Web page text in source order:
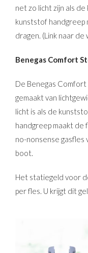
net zo licht zijn als
kunststof handgreep
dragen. (Link naar
Benegas Comfort
De Benegas Comfort
gemaakt van
licht is als de
handgreep maakt de
no-nonsense gasfles
boot.
Het statiegeld voor
per fles. U krijgt dit